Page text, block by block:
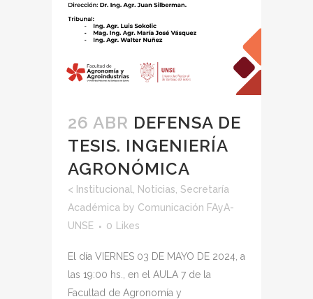
26 ABR DEFENSA DE
TESIS. INGENIERÍA
AGRONÓMICA
< Institucional Noticias Secretaría
Académica by Comunicación FAyA-
UNSE
0 Likes
El día VIERNES 03 DE MAYO DE 2024, a
las 19:00 hs., en el AULA 7 de la
Facultad de Agronomía y